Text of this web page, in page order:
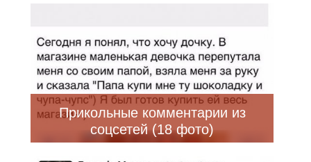
Прикольные комментарии из
соцсетей (18 фото)